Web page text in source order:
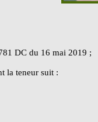
DC du 16 mai 2019 ;
la teneur suit :